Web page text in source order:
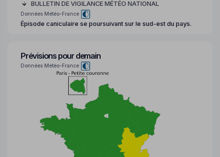
BULLETIN DE VIGILANCE MÉTÉO NATIONAL
Données Météo-France
Épisode caniculaire se poursuivant sur le sud-est du pays.
Prévisions pour demain
Données Météo-France